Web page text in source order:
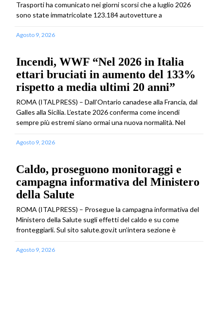
Trasporti ha comunicato nei giorni scorsi che a luglio 2026
sono state immatricolate 123.184 autovetture a
Agosto 9, 2026
Incendi, WWF “Nel 2026 in Italia
ettari bruciati in aumento del 133%
rispetto a media ultimi 20 anni”
ROMA (ITALPRESS) – Dall’Ontario canadese alla Francia, dal
Galles alla Sicilia. L’estate 2026 conferma come incendi
sempre più estremi siano ormai una nuova normalità. Nel
Agosto 9, 2026
Caldo, proseguono monitoraggi e
campagna informativa del Ministero
della Salute
ROMA (ITALPRESS) – Prosegue la campagna informativa del
Ministero della Salute sugli effetti del caldo e su come
fronteggiarli. Sul sito salute.gov.it un’intera sezione è
Agosto 9, 2026